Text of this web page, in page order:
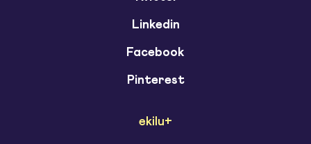
Linkedin
Facebook
Pinterest
ekilu+